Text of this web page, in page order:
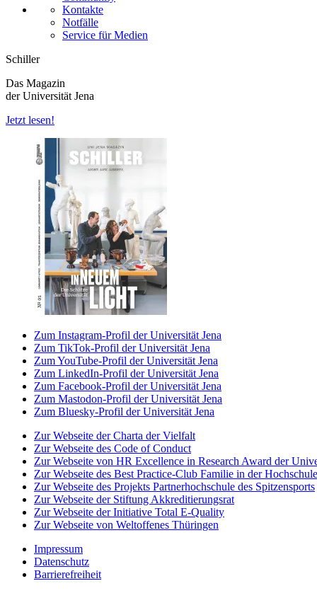
Kontakte
Notfälle
Service für Medien
Schiller
Das Magazin
der Universität Jena
Jetzt lesen!
Zum Instagram-Profil der Universität Jena
Zum TikTok-Profil der Universität Jena
Zum YouTube-Profil der Universität Jena
Zum LinkedIn-Profil der Universität Jena
Zum Facebook-Profil der Universität Jena
Zum Mastodon-Profil der Universität Jena
Zum Bluesky-Profil der Universität Jena
Zur Webseite der Charta der Vielfalt
Zur Webseite des Code of Conduct
Zur Webseite von HR Excellence in Research Award der
Zur Webseite des Best Practice-Club Familie in der Hochschule
Zur Webseite des Projekts Partnerhochschule des Spitzensports
Zur Webseite der Stiftung Akkreditierungsrat
Zur Webseite der Initiative Total E-Quality
Zur Webseite von Weltoffenes Thüringen
Impressum
Datenschutz
Barrierefreiheit